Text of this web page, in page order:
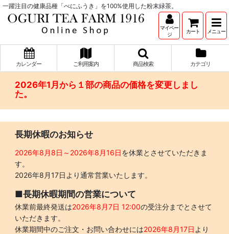
一躍注目の健康品種「べにふうき」を100%使用した粉末緑茶。
マイペー
ジ
カート メニュー
カレンダー ご利用案内 商品検索 カテゴリ
2026年1月から１部の商品の価格を変更しまし
た。
長期休暇のお知らせ
2026年8月8日～2026年8月16日を休業とさせていただきま
す。
2026年8月17日より通常営業いたします。
■長期休暇期間の営業について
休業前最終発送は2026年8月7日 12:00の受注分までとさせて
いただきます。
休業期間中のご注文・お問い合わせには2026年8月17日 より